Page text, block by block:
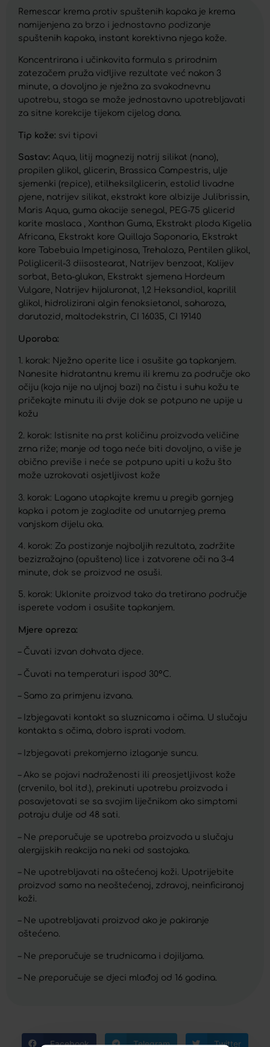
Remescar krema protiv spuštenih kapaka je krema
namijenjena za brzo i jednostavno podizanje
spuštenih kapaka, instant korektivna njega kože.
Koncentrirana i učinkovita formula s prirodnim
zatezačem pruža vidljive rezultate već nakon 3
minute, a dovoljno je nježna za svakodnevnu
upotrebu, stoga se može jednostavno upotrebljavati
za sitne korekcije tijekom cijelog dana.
Tip kože: svi tipovi
Sastav: Aqua, litij magnezij natrij silikat (nano),
propilen glikol, glicerin, Brassica Campestris, ulje
sjemenki (repice), etilheksilglicerin, estolid livadne
pjene, natrijev silikat, ekstrakt kore albizije Julibrissin,
Maris Aqua, guma akacije senegal, PEG-75 glicerid
karite maslaca , Xanthan Guma, Ekstrakt ploda Kigelia
Africana, Ekstrakt kore Quillaja Saponaria, Ekstrakt
kore Tabebuia Impetiginosa, Trehaloza, Pentilen glikol,
Poligliceril-3 diisostearat, Natrijev benzoat, Kalijev
sorbat, Beta-glukan, Ekstrakt sjemena Hordeum
Vulgare, Natrijev hijaluronat, 1,2 Heksandiol, kaprilil
glikol, hidrolizirani algin fenoksietanol, saharoza,
darutozid, maltodekstrin, CI 16035, CI 19140
Uporaba:
1. korak: Nježno operite lice i osušite ga tapkanjem.
Nanesite hidratantnu kremu ili kremu za područje oko
očiju (koja nije na uljnoj bazi) na čistu i suhu kožu te
pričekajte minutu ili dvije dok se potpuno ne upije u
kožu
2. korak: Istisnite na prst količinu proizvoda veličine
zrna riže; manje od toga neće biti dovoljno, a više je
obično previše i neće se potpuno upiti u kožu što
može uzrokovati osjetljivost kože
3. korak: Lagano utapkajte kremu u pregib gornjeg
kapka i potom je zagladite od unutarnjeg prema
vanjskom dijelu oka.
4. korak: Za postizanje najboljih rezultata, zadržite
bezizražajno (opušteno) lice i zatvorene oči na 3-4
minute, dok se proizvod ne osuši.
5. korak: Uklonite proizvod tako da tretirano područje
isperete vodom i osušite tapkanjem.
Mjere opreza:
– Čuvati izvan dohvata djece.
– Čuvati na temperaturi ispod 30°C.
– Samo za primjenu izvana.
– Izbjegavati kontakt sa sluznicama i očima. U slučaju
kontakta s očima, dobro isprati vodom.
– Izbjegavati prekomjerno izlaganje suncu.
– Ako se pojavi nadraženosti ili preosjetljivost kože
(crvenilo, bol itd.), prekinuti upotrebu proizvoda i
posavjetovati se sa svojim liječnikom ako simptomi
potraju dulje od 48 sati.
– Ne preporučuje se upotreba proizvoda u slučaju
alergijskih reakcija na neki od sastojaka.
– Ne upotrebljavati na oštećenoj koži. Upotrijebite
proizvod samo na neoštećenoj, zdravoj, neinficiranoj
koži.
– Ne upotrebljavati proizvod ako je pakiranje
oštećeno.
– Ne preporučuje se trudnicama i dojiljama.
– Ne preporučuje se djeci mlađoj od 16 godina.
Facebook Telegram Twitter